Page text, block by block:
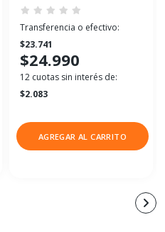
Transferencia o efectivo:
$23.741
$24.990
12 cuotas sin interés de:
$2.083
AGREGAR AL CARRITO